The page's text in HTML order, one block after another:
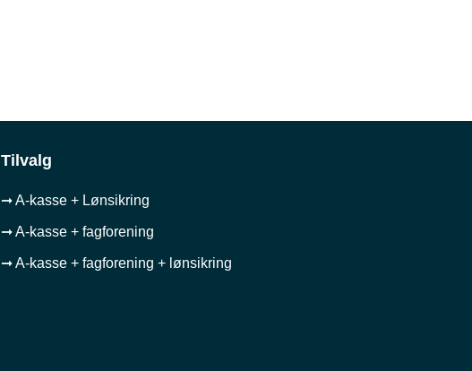
Tilvalg
➞ A-kasse + Lønsikring
➞ A-kasse + fagforening
➞ A-kasse + fagforening + lønsikring